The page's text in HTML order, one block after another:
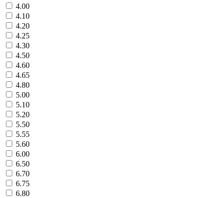
4.00
4.10
4.20
4.25
4.30
4.50
4.60
4.65
4.80
5.00
5.10
5.20
5.50
5.55
5.60
6.00
6.50
6.70
6.75
6.80